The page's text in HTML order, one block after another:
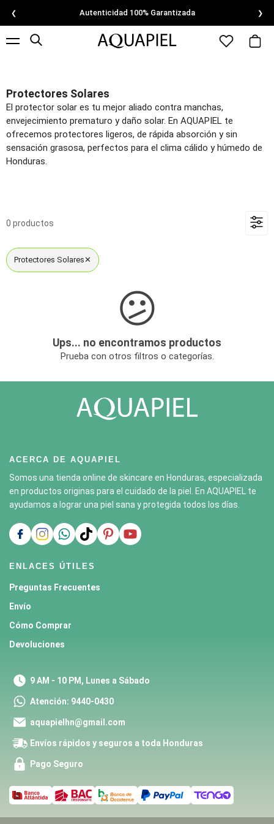
❮ ❯
Autenticidad 100% Garantizada
Protectores Solares
El protector solar es tu mejor aliado contra manchas,
envejecimiento prematuro y daño solar. En AQUAPIEL te
ofrecemos protectores ligeros, de rápida absorción y sin
sensación grasosa, perfectos para el clima cálido y húmedo de
Honduras.
0 productos
Protectores Solares✕
😕
Ups... no encontramos productos
Prueba con otros filtros o categorías.
ACERCA DE AQUAPIEL
Somos una tienda online de skincare en Honduras, especializada
en productos originas para el cuidado de la piel. En AQUAPIEL te
ayudamos a lograr una piel sana y protegida todos los días.
ENLACES ÚTILES
Preguntas Frecuentes
Envío
Cómo Comprar
Devoluciones
9 AM - 10 PM, Lunes a Sábado
Atención: 9440-0430
aquapielhn@gmail.com
Envíos rápidos y seguros a toda Honduras
Pago Seguro